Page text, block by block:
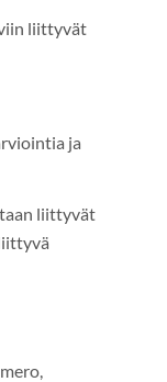
liittyvät
ja
liittyvät